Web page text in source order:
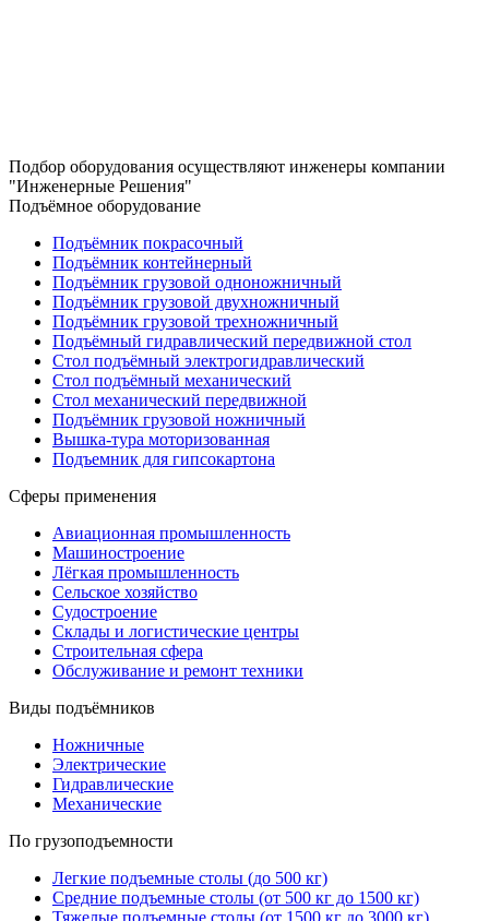
Подбор оборудования осуществляют инженеры компании
"Инженерные Решения"
Подъёмное оборудование
Подъёмник покрасочный
Подъёмник контейнерный
Подъёмник грузовой одноножничный
Подъёмник грузовой двухножничный
Подъёмник грузовой трехножничный
Подъёмный гидравлический передвижной стол
Стол подъёмный электрогидравлический
Стол подъёмный механический
Стол механический передвижной
Подъёмник грузовой ножничный
Вышка-тура моторизованная
Подъемник для гипсокартона
Сферы применения
Авиационная промышленность
Машиностроение
Лёгкая промышленность
Сельское хозяйство
Судостроение
Склады и логистические центры
Строительная сфера
Обслуживание и ремонт техники
Виды подъёмников
Ножничные
Электрические
Гидравлические
Механические
По грузоподъемности
Легкие подъемные столы (до 500 кг)
Средние подъемные столы (от 500 кг до 1500 кг)